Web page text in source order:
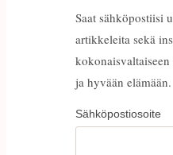
Saat sähköpostiisi
artikkeleita sekä
ja hyvään elämään.
Sähköpostiosoite